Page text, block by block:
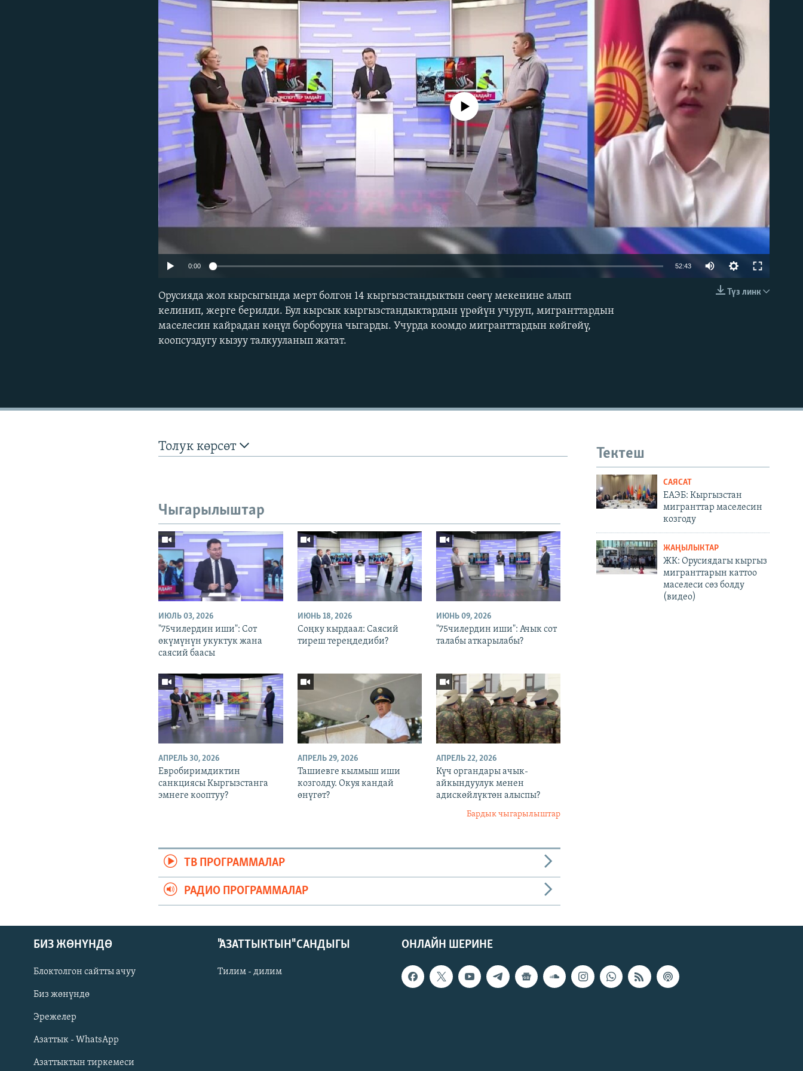
Русский
ОНЛАЙН ШЕРИНЕ
EMBED
No media source currently available
0:00 52:43
240p
Түз линк
Орусияда жол кырсыгында мерт болгон 14 кыргызстандыктын сөөгү мекенине алып
келинип, жерге берилди. Бул кырсык кыргызстандыктардын үрөйүн учуруп, мигранттардын
маселесин кайрадан көңүл борборуна чыгарды. Учурда коомдо мигранттардын көйгөйү,
коопсуздугу кызуу талкууланып жатат.
Толук көрсөт Тектеш
САЯСАТ
ЕАЭБ: Кыргызстан
мигранттар маселесин
козгоду
ЖАҢЫЛЫКТАР
ЖК: Орусиядагы кыргыз
мигранттарын каттоо
маселеси сөз болду
(видео)
Чыгарылыштар
ИЮЛЬ 03, 2026
"75чилердин иши": Сот
өкүмүнүн укуктук жана
саясий баасы
ИЮНЬ 18, 2026
Соңку кырдаал: Саясий
тиреш тереңдедиби?
ИЮНЬ 09, 2026
"75чилердин иши": Ачык сот
талабы аткарылабы?
АПРЕЛЬ 30, 2026
Евробиримдиктин
санкциясы Кыргызстанга
эмнеге кооптуу?
АПРЕЛЬ 29, 2026
Ташиевге кылмыш иши
козголду. Окуя кандай
өнүгөт?
АПРЕЛЬ 22, 2026
Күч органдары ачык-
айкындуулук менен
адискөйлүктөн алыспы?
Бардык чыгарылыштар
ТВ ПРОГРАММАЛАР
РАДИО ПРОГРАММАЛАР
ОНЛАЙН ШЕРИНЕ
БИЗ ЖӨНҮНДӨ
Блоктолгон сайтты ачуу
Биз жөнүндө
Эрежелер
Азаттык - WhatsApp
Азаттыктын тиркемеси
"АЗАТТЫКТЫН" САНДЫГЫ
Тилим - дилим